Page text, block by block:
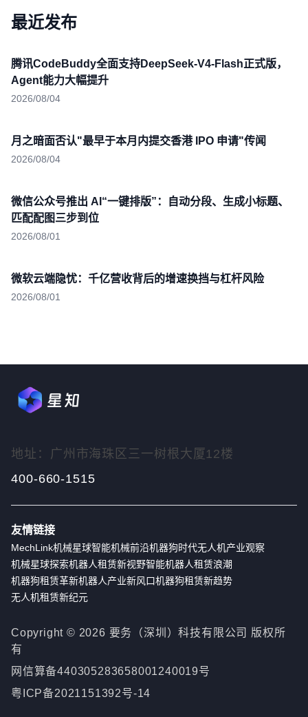
最近发布
腾讯CodeBuddy全面支持DeepSeek-V4-Flash正式版，
Agent能力大幅提升
2026/08/04
月之暗面否认"最早于本月内提交香港 IPO 申请"传闻
2026/08/04
微信公众号推出 AI“一键排版”：自动分段、生成小标题、
匹配配图三步到位
2026/08/01
微软云端隐忧：千亿营收背后的增速换挡与杠杆风险
2026/08/01
地址：广州市海珠区三一树根大厦12楼
400-660-1515
友情链接
MechLink机械星球智能机械前沿机器狗时代无人机产业观察
机械星球探索机器人租赁新视野智能机器人租赁浪潮
机器狗租赁革新机器人产业新风口机器狗租赁新趋势
无人机租赁新纪元
Copyright © 2026 要务（深圳）科技有限公司 版权所
有
网信算备440305283658001240019号
粤ICP备2021151392号-14